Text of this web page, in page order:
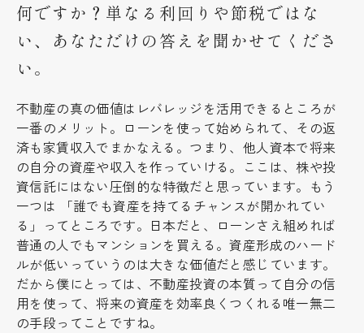
何ですか？単なる利回りや節税ではな
い、あなただけの答えを聞かせてくださ
い。
不動産の真の価値はレバレッジを活用できるところが
一番のメリット。ローンを使って始められて、その返
済も家賃収入でまかなえる。つまり、他人資本で将来
の自分の資産や収入を作っていける。ここは、株や投
資信託にはない圧倒的な特徴だと思っています。もう
一つは 「誰でも資産を持てるチャンスが開かれてい
る」ってところです。日本だと、ローンさえ組めれば
普通の人でもマンションを買える。資産形成のハード
ルが低いっていうのは大きな価値だと感じています。
だから僕にとっては、不動産投資の本質って自分の信
用を使って、将来の資産を効率良くつくれる唯一無二
の手段ってことですね。